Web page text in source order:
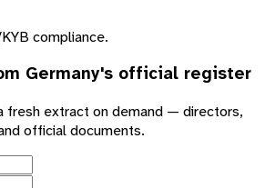
compliance.
Germany's official register
fresh extract on demand — directors,
official documents.